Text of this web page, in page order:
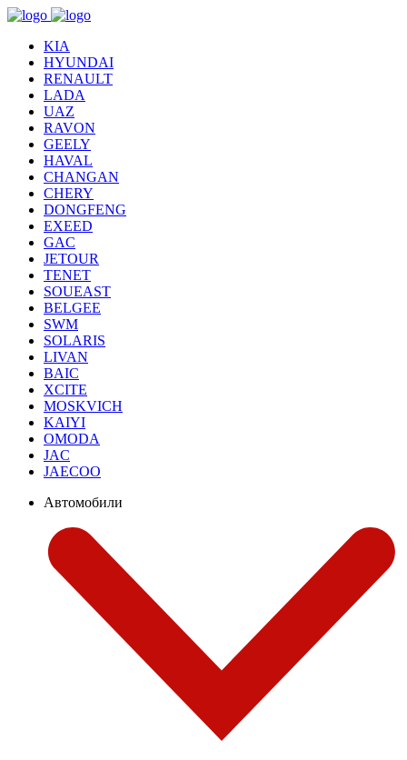
KIA
HYUNDAI
RENAULT
LADA
UAZ
RAVON
GEELY
HAVAL
CHANGAN
CHERY
DONGFENG
EXEED
GAC
JETOUR
TENET
SOUEAST
BELGEE
SWM
SOLARIS
LIVAN
BAIC
XCITE
MOSKVICH
KAIYI
OMODA
JAC
JAECOO
Автомобили